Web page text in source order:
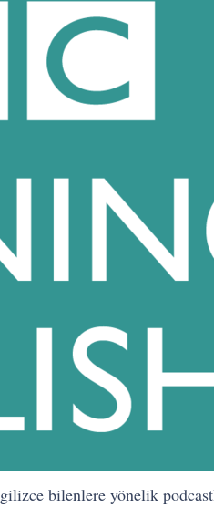
bilenlere yönelik